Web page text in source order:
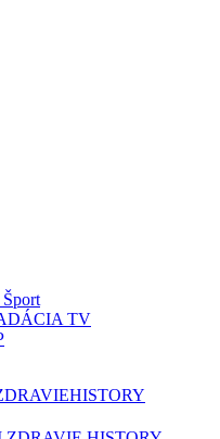
Šport
TV
HISTORY